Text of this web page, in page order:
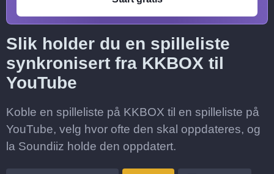
Slik holder du en spilleliste
synkronisert fra KKBOX til
YouTube
Koble en spilleliste på KKBOX til en spilleliste på
YouTube, velg hvor ofte den skal oppdateres, og
la Soundiiz holde den oppdatert.